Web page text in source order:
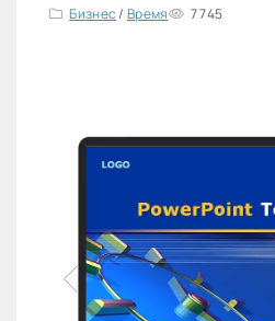
Бизнес/Время 7 745